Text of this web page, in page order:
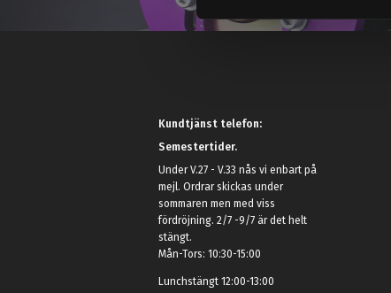
s
Kundtjänst telefon:
Semestertider.
Under V.27 - V.33 nås vi enbart på
mejl. Ordrar skickas under
sommaren men med viss
fördröjning. 2/7 -9/7 är det helt
stängt.
Mån-Tors: 10:30-15:00
Lunchstängt 12:00-13:00